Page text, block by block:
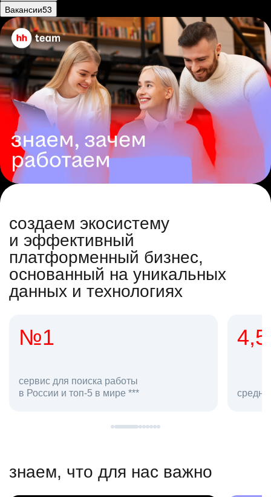
Вакансии53
создаем экосистему
и эффективный
платформенный бизнес,
основанный на уникальных
данных и технологиях
4,5
средняя оценка hh.ru как работодателя **
в hh.ru
знаем, что для нас важно